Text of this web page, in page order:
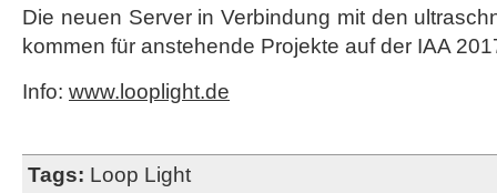
Die neuen Server in Verbindung mit den
kommen für anstehende Projekte auf der IAA
Info: www.looplight.de
Tags: Loop Light